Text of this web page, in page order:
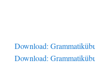
Download:
Download: